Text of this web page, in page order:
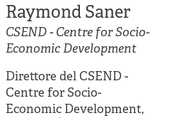
Argomenti
Innovazione sociale
Cooperative di comunità
Impresa sociale e democrazia
Acini di fuoco - Dossier Mezzogiorno
Sostienici
Raymond Saner
CSEND - Centre for Socio-
Economic Development
Direttore del CSEND -
Centre for Socio-
Economic Development,